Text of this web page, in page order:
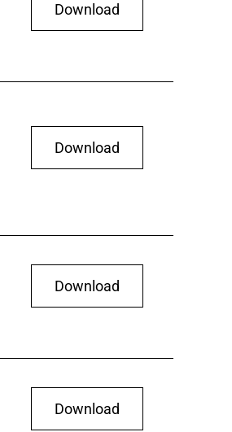
Download
Download
Download
Download